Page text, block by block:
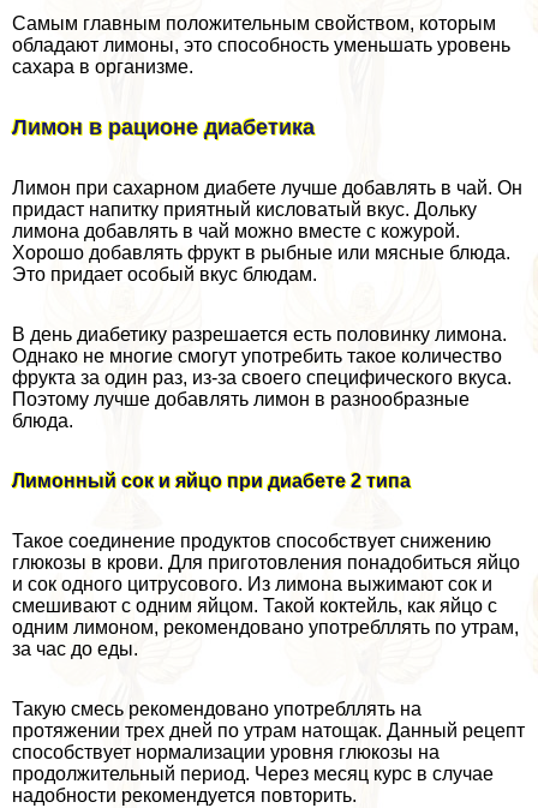
Самым главным положительным свойством, которым
обладают лимоны, это способность уменьшать уровень
сахара в организме.
Лимон в рационе диабетика
Лимон при сахарном диабете лучше добавлять в чай. Он
придаст напитку приятный кисловатый вкус. Дольку
лимона добавлять в чай можно вместе с кожурой.
Хорошо добавлять фрукт в рыбные или мясные блюда.
Это придает особый вкус блюдам.
В день диабетику разрешается есть половинку лимона.
Однако не многие смогут употребить такое количество
фрукта за один раз, из-за своего специфического вкуса.
Поэтому лучше добавлять лимон в разнообразные
блюда.
Лимонный сок и яйцо при диабете 2 типа
Такое соединение продуктов способствует снижению
глюкозы в крови. Для приготовления понадобиться яйцо
и сок одного цитрусового. Из лимона выжимают сок и
смешивают с одним яйцом. Такой коктейль, как яйцо с
одним лимоном, рекомендовано употрeбллять по утрам,
за час до еды.
Такую смесь рекомендовано употрeбллять на
протяжении трех дней по утрам натощак. Данный рецепт
способствует нормализации уровня глюкозы на
продолжительный период. Через месяц курс в случае
надобности рекомендуется повторить.